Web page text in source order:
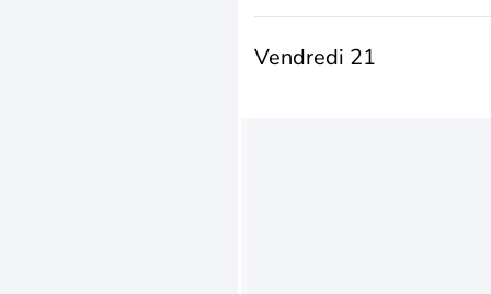
Vendredi 21